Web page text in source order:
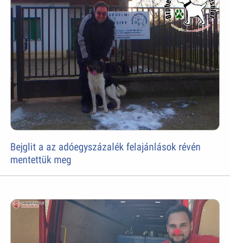
Bejglit a az adóegyszázalék felajánlások révén
mentettük meg